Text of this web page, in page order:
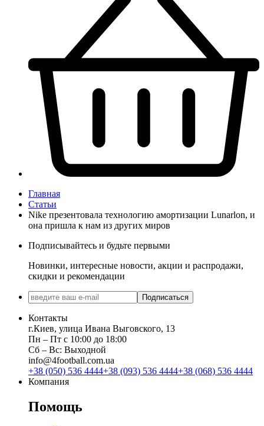
Главная
Статьи
Nike презентовала технологию амортизации Lunarlon, и
она пришла к нам из других миров
Подписывайтесь и будьте первыми
Новинки, интересные новости, акции и распродажи,
скидки и рекомендации
Подписаться
Контакты
г.Киев, улица Ивана Выговского, 13
Пн ‒ Пт с 10:00 до 18:00
Сб ‒ Вс: Выходной
info@4football.com.ua
+38 (050) 536 4444+38 (093) 536 4444+38 (068) 536 4444
Компания
Помощь